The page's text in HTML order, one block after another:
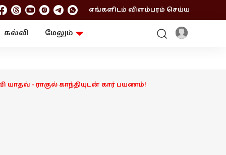
எங்களிடம் விளம்பரம் செய்ய
கல்வி
மேலும்
யாதவ் - ராகுல் காந்தியுடன் கார் பயணம்!